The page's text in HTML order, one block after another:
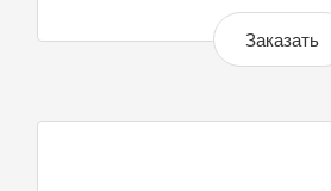
Заказать